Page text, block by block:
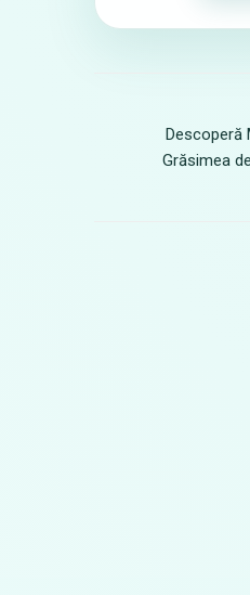
Descoperă
Grăsimea